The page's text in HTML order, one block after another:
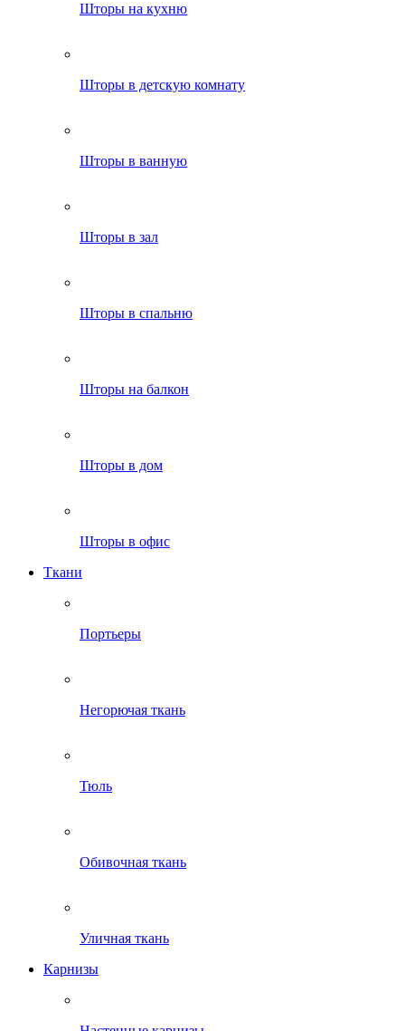
Шторы на кухню
Шторы в детскую комнату
Шторы в ванную
Шторы в зал
Шторы в спальню
Шторы на балкон
Шторы в дом
Шторы в офис
Ткани
Портьеры
Негорючая ткань
Тюль
Обивочная ткань
Уличная ткань
Карнизы